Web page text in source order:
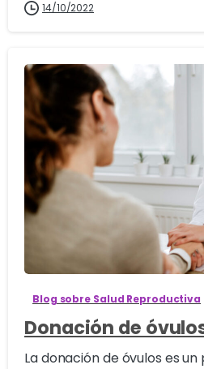
14/10/2022
Blog sobre Salud Reproductiva
Donación de
La donación de óvulos es